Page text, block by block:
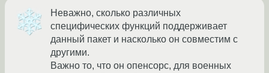
Неважно, сколько различных
специфических функций поддерживает
данный пакет и насколько он совместим с
другими.
Важно то, что он опенсорс, для военных